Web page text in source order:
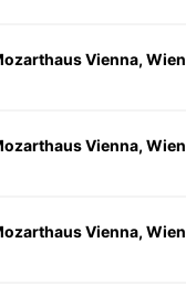
Vienna, Wien
Vienna, Wien
Vienna, Wien